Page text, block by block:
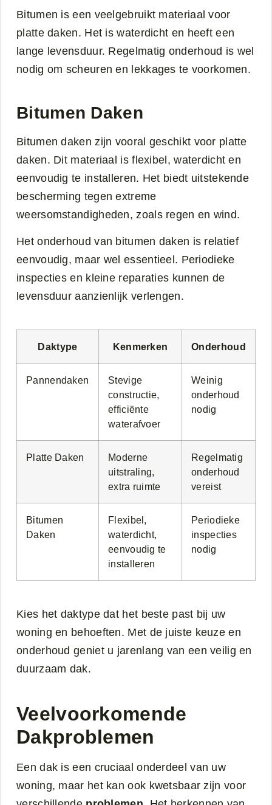
Bitumen is een veelgebruikt materiaal voor
platte daken. Het is waterdicht en heeft een
lange levensduur. Regelmatig onderhoud is wel
nodig om scheuren en lekkages te voorkomen.
Bitumen Daken
Bitumen daken zijn vooral geschikt voor platte
daken. Dit materiaal is flexibel, waterdicht en
eenvoudig te installeren. Het biedt uitstekende
bescherming tegen extreme
weersomstandigheden, zoals regen en wind.
Het onderhoud van bitumen daken is relatief
eenvoudig, maar wel essentieel. Periodieke
inspecties en kleine reparaties kunnen de
levensduur aanzienlijk verlengen.
Daktype Kenmerken Onderhoud
Pannendaken
Stevige
constructie,
efficiënte
waterafvoer
Weinig
onderhoud
nodig
Platte Daken
Moderne
uitstraling,
extra ruimte
Regelmatig
onderhoud
vereist
Bitumen
Daken
Flexibel,
waterdicht,
eenvoudig te
installeren
Periodieke
inspecties
nodig
Kies het daktype dat het beste past bij uw
woning en behoeften. Met de juiste keuze en
onderhoud geniet u jarenlang van een veilig en
duurzaam dak.
Veelvoorkomende
Dakproblemen
Een dak is een cruciaal onderdeel van uw
woning, maar het kan ook kwetsbaar zijn voor